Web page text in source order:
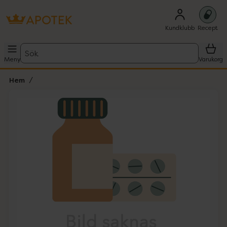
Kundklubb Recept
Meny
Sök
Varukorg
Hem
Lista: . Innehåller 1 objekt.